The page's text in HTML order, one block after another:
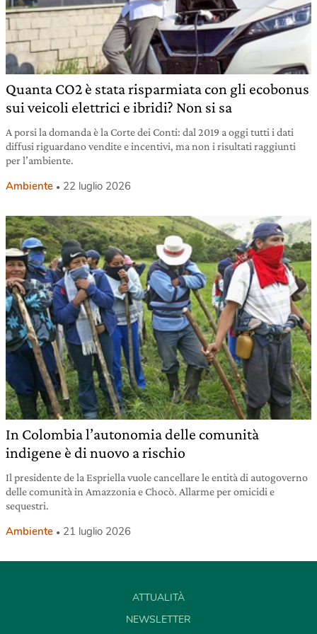
Quanta CO2 è stata risparmiata con gli ecobonus
sui veicoli elettrici e ibridi? Non si sa
A porsi la domanda è la Corte dei Conti: dal 2019 a oggi tutti i dati
diffusi riguardano vendite e incentivi, ma non i risultati raggiunti
per l’ambiente.
Ambiente 22 luglio 2026
In Colombia l’autonomia delle comunità
indigene è di nuovo a rischio
Il presidente de la Espriella vuole cancellare le entità di autogoverno
delle comunità in Amazzonia e Chocò. Allarme per omicidi e
sequestri.
Ambiente 21 luglio 2026
ATTUALITÀ
NEWSLETTER